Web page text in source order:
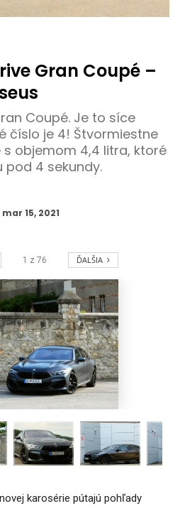
Gran Coupé –
Coupé. Je to síce
číslo je 4! Štvormiestne
objemom 4,4 litra, ktoré
pod 4 sekundy.
mar 15, 2021
1 z 76 ĎALŠIA
karosérie pútajú pohľady